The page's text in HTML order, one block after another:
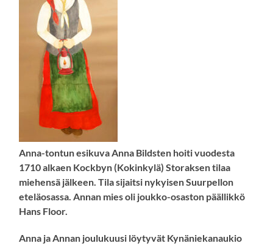
Anna-tontun esikuva Anna Bildsten hoiti vuodesta
1710 alkaen Kockbyn (Kokinkylä) Storaksen tilaa
miehensä jälkeen. Tila sijaitsi nykyisen Suurpellon
eteläosassa. Annan mies oli joukko-osaston päällikkö
Hans Floor.
Anna ja Annan joulukuusi löytyvät Kynäniekanaukio